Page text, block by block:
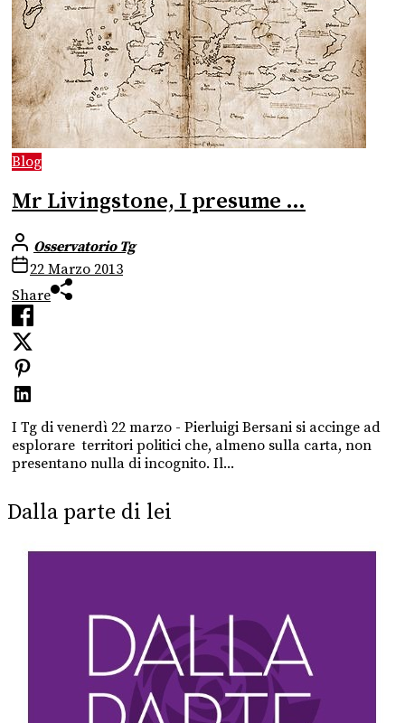
Blog
Mr Livingstone, I presume …
Osservatorio Tg
22 Marzo 2013
Share
I Tg di venerdì 22 marzo - Pierluigi Bersani si accinge ad
esplorare territori politici che, almeno sulla carta, non
presentano nulla di incognito. Il...
Dalla parte di lei